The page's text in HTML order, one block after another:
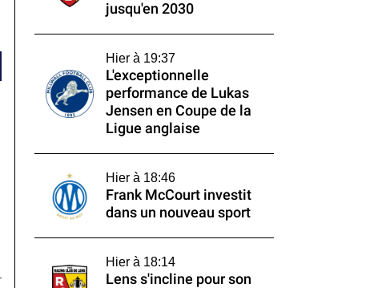
jusqu'en 2030
Hier à 19:37
L'exceptionnelle
performance de Lukas
Jensen en Coupe de la
Ligue anglaise
Hier à 18:46
Frank McCourt investit
dans un nouveau sport
Hier à 18:14
Lens s'incline pour son